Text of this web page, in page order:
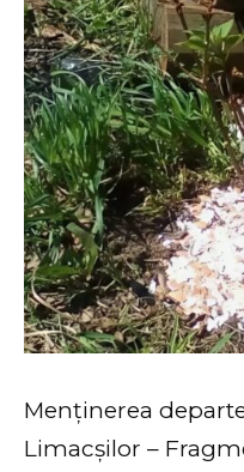
Menținerea
Limacșilor –